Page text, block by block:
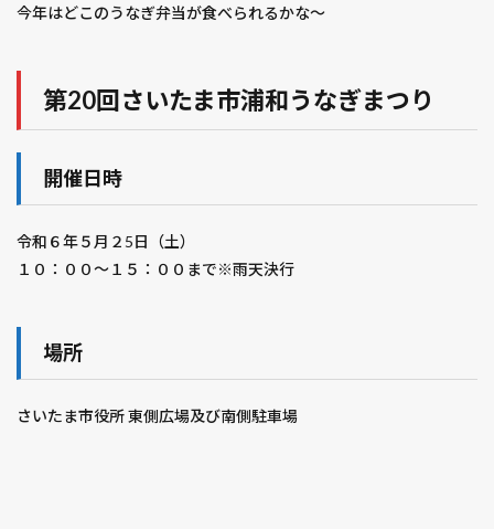
今年はどこのうなぎ弁当が食べられるかな～
第20回さいたま市浦和うなぎまつり
開催日時
令和６年５月２5日（土）
１０：００～１５：００まで※雨天決行
場所
さいたま市役所 東側広場及び南側駐車場